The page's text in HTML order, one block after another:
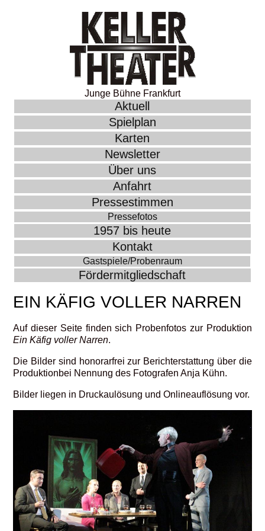
Junge Bühne Frankfurt
Aktuell
Spielplan
Karten
Newsletter
Über uns
Anfahrt
Pressestimmen
Pressefotos
1957 bis heute
Kontakt
Gastspiele/Probenraum
Fördermitgliedschaft
EIN KÄFIG VOLLER NARREN
Auf dieser Seite finden sich Probenfotos zur Produktion
Ein Käfig voller Narren.
Die Bilder sind honorarfrei zur Berichterstattung über die
Produktionbei Nennung des Fotografen Anja Kühn.
Bilder liegen in Druckaulösung und Onlineauflösung vor.